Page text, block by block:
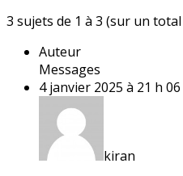
3 sujets de 1 à 3 (sur un total
Auteur
Messages
4 janvier 2025 à 21 h
kiran